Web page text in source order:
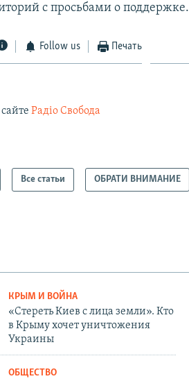
с просьбами о поддержке.
Follow us Печать
Радіо Свобода
Все статьи ОБРАТИ ВНИМАНИЕ
КРЫМ И ВОЙНА
«Стереть Киев с лица земли». Кто
в Крыму хочет уничтожения
Украины
ОБЩЕСТВО